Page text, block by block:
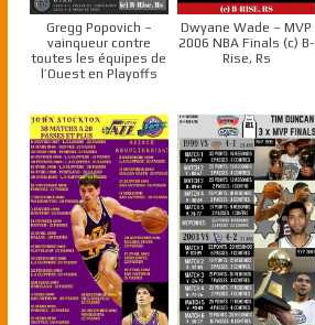
Gregg Popovich –
vainqueur contre
toutes les équipes de
l’Ouest en Playoffs
Dwyane Wade – MVP
2006 NBA Finals (c) B-
Rise, Rs